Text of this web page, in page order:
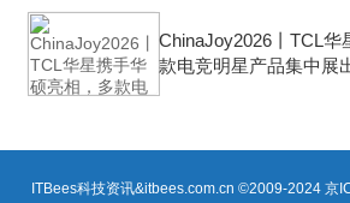
ChinaJoy2026丨TCL华
款电竞明星产品集中展
ITBees科技资讯&itbees.com.cn ©2009-2024 京